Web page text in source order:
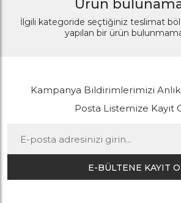
Ürün
İlgili kategoride seçtiğiniz teslimat
yapılan bir ürün
Kampanya Bildirimlerimizi
Posta Listemize Kayıt
E-BÜLTENE KAYIT